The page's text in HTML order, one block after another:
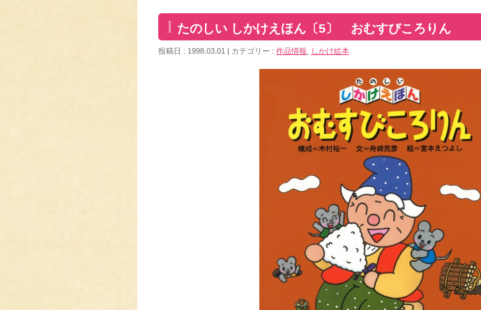
たのしい しかけえほん〔5〕 おむすびころりん
投稿日 : 1998.03.01 カテゴリー : 作品情報 しかけ絵本